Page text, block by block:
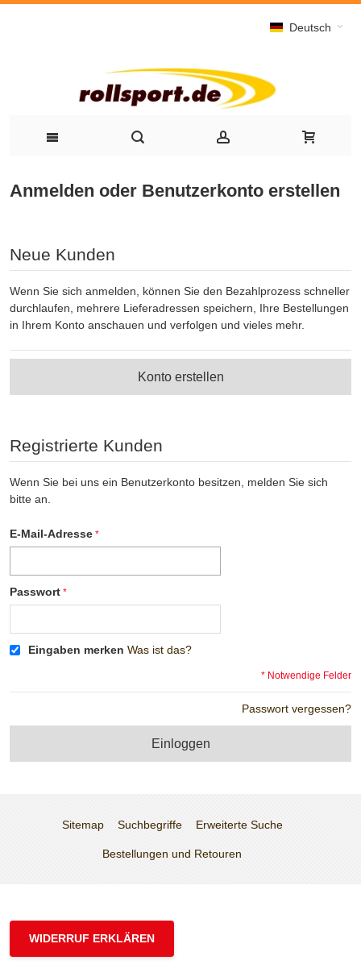
Deutsch
Anmelden oder Benutzerkonto erstellen
Neue Kunden
Wenn Sie sich anmelden, können Sie den Bezahlprozess schneller
durchlaufen, mehrere Lieferadressen speichern, Ihre Bestellungen
in Ihrem Konto anschauen und verfolgen und vieles mehr.
Konto erstellen
Registrierte Kunden
Wenn Sie bei uns ein Benutzerkonto besitzen, melden Sie sich
bitte an.
E-Mail-Adresse
Passwort
Eingaben merken Was ist das?
* Notwendige Felder
Passwort vergessen?
Einloggen
Sitemap Suchbegriffe Erweiterte Suche
Bestellungen und Retouren
WIDERRUF ERKLÄREN